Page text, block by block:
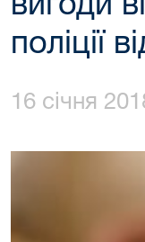
поліції
16 січня